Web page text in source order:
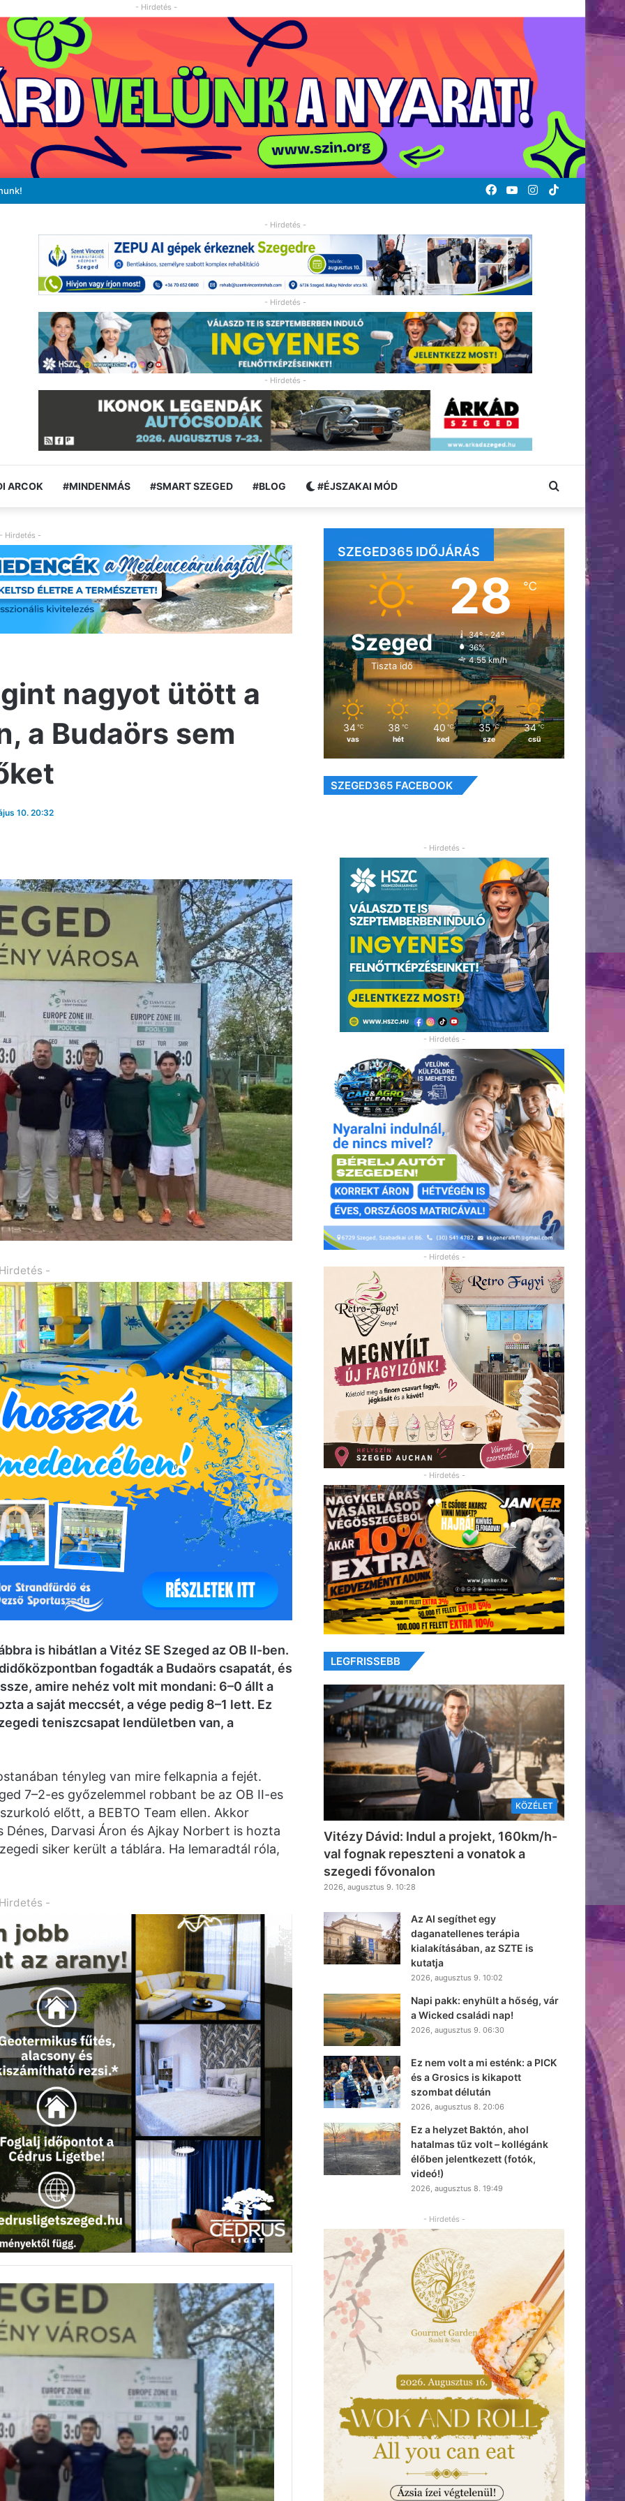
- Hirdetés -
TikTok
Instagram
YouTube
Facebook
- Hirdetés -
- Hirdetés -
- Hirdetés -
ARCOK #MINDENMÁS #SMART SZEGED #BLOG #ÉJSZAKAI MÓD Keresés:
- Hirdetés -
nagyot ütött a
a Budaörs sem
10. 20:32
-
is hibátlan a Vitéz SE Szeged az OB II-ben.
fogadták a Budaörs csapatát, és
amire nehéz volt mit mondani: 6–0 állt a
a saját meccsét, a vége pedig 8–1 lett. Ez
teniszcsapat lendületben van, a
tényleg van mire felkapnia a fejét.
7–2-es győzelemmel robbant be az OB II-es
előtt, a BEBTO Team ellen. Akkor
Darvasi Áron és Ajkay Norbert is hozta
siker került a táblára. Ha lemaradtál róla,
-
SZEGED365 IDŐJÁRÁS
Szeged
Tiszta idő
28℃
34º - 24º
36%
4.55 km/h
34 ℃
vas
38 ℃
hét
40 ℃
ked
35 ℃
sze
34 ℃
csü
SZEGED365 FACEBOOK
- Hirdetés -
- Hirdetés -
- Hirdetés -
- Hirdetés -
LEGFRISSEBB
KÖZÉLET
Vitézy Dávid: Indul a projekt, 160km/h-
val fognak repeszteni a vonatok a
szegedi fővonalon
2026, augusztus 9. 10:28
Az AI segíthet egy
daganatellenes terápia
kialakításában, az SZTE is
kutatja
2026, augusztus 9. 10:02
Napi pakk: enyhült a hőség, vár
a Wicked családi nap!
2026, augusztus 9. 06:30
Ez nem volt a mi esténk: a PICK
és a Grosics is kikapott
szombat délután
2026, augusztus 8. 20:06
Ez a helyzet Baktón, ahol
hatalmas tűz volt – kollégánk
élőben jelentkezett (fotók,
videó!)
2026, augusztus 8. 19:49
- Hirdetés -